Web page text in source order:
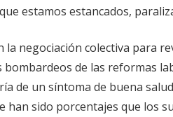
estamos estancados,
la negociación colectiva para
de las reformas
de un síntoma de buena
han sido porcentajes que los